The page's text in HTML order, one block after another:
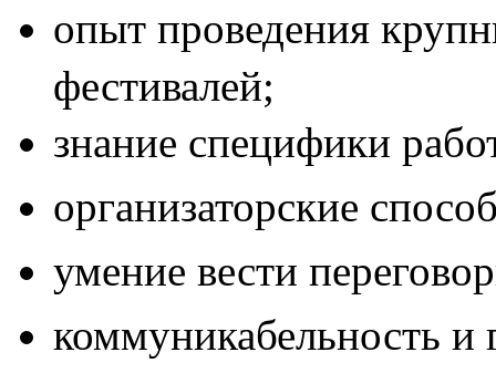
опыт проведения
фестивалей;
знание специфики
организаторские
умение вести
коммуникабельность и